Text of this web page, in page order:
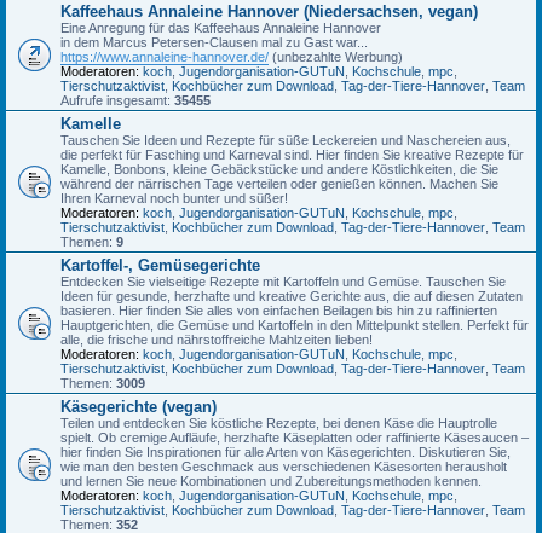
Kaffeehaus Annaleine Hannover (Niedersachsen, vegan)
Eine Anregung für das Kaffeehaus Annaleine Hannover
in dem Marcus Petersen-Clausen mal zu Gast war...
https://www.annaleine-hannover.de/ (unbezahlte Werbung)
Moderatoren: koch Jugendorganisation-GUTuN Kochschule mpc
Tierschutzaktivist Kochbücher zum Download Tag-der-Tiere-Hannover Team
Aufrufe insgesamt: 35455
Kamelle
Tauschen Sie Ideen und Rezepte für süße Leckereien und Naschereien aus,
die perfekt für Fasching und Karneval sind. Hier finden Sie kreative Rezepte für
Kamelle, Bonbons, kleine Gebäckstücke und andere Köstlichkeiten, die Sie
während der närrischen Tage verteilen oder genießen können. Machen Sie
Ihren Karneval noch bunter und süßer!
Moderatoren: koch Jugendorganisation-GUTuN Kochschule mpc
Tierschutzaktivist Kochbücher zum Download Tag-der-Tiere-Hannover Team
Themen: 9
Kartoffel-, Gemüsegerichte
Entdecken Sie vielseitige Rezepte mit Kartoffeln und Gemüse. Tauschen Sie
Ideen für gesunde, herzhafte und kreative Gerichte aus, die auf diesen Zutaten
basieren. Hier finden Sie alles von einfachen Beilagen bis hin zu raffinierten
Hauptgerichten, die Gemüse und Kartoffeln in den Mittelpunkt stellen. Perfekt für
alle, die frische und nährstoffreiche Mahlzeiten lieben!
Moderatoren: koch Jugendorganisation-GUTuN Kochschule mpc
Tierschutzaktivist Kochbücher zum Download Tag-der-Tiere-Hannover Team
Themen: 3009
Käsegerichte (vegan)
Teilen und entdecken Sie köstliche Rezepte, bei denen Käse die Hauptrolle
spielt. Ob cremige Aufläufe, herzhafte Käseplatten oder raffinierte Käsesaucen –
hier finden Sie Inspirationen für alle Arten von Käsegerichten. Diskutieren Sie,
wie man den besten Geschmack aus verschiedenen Käsesorten herausholt
und lernen Sie neue Kombinationen und Zubereitungsmethoden kennen.
Moderatoren: koch Jugendorganisation-GUTuN Kochschule mpc
Tierschutzaktivist Kochbücher zum Download Tag-der-Tiere-Hannover Team
Themen: 352